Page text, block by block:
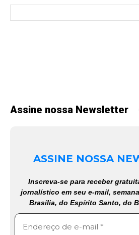
Assine nossa Newsletter
ASSINE NOSSA
Inscreva-se para receber
jornalístico em seu e-mail,
Brasília, do Espírito Santo, do